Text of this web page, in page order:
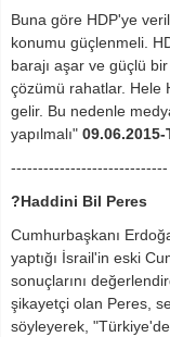
Buna göre HDP'ye
konumu güçlenmeli.
barajı aşar ve güçlü
çözümü rahatlar. Hele
gelir. Bu nedenle
yapılmalı"
-----------------------------
?Haddini Bil Peres
Cumhurbaşkanı
yaptığı İsrail'in eski
sonuçlarını
şikayetçi olan Peres,
söyleyerek,